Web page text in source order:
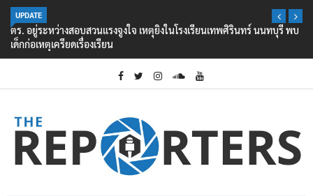
UPDATE
ตร. อยู่ระหว่างสอบสวนแรงจูงใจ เหตุยิงในโรงเรียนเทพศิรินทร์ นนทบุรี พบ
เด็กก่อเหตุเครียดเรื่องเรียน